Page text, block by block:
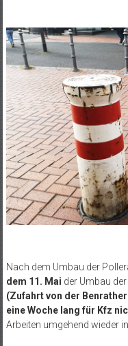
Nach dem Umbau der
dem 11. Mai der Umbau
(Zufahrt von der
eine Woche lang für Kfz
Arbeiten umgehend wieder